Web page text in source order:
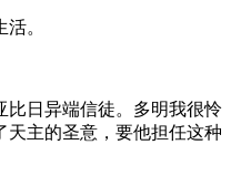
。
比日异端信徒。多明我很怜
主的圣意，要他担任这种